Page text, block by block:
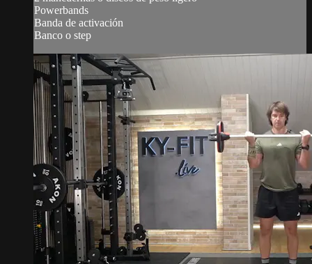
Powerbands
Banda de activación
Banco o step